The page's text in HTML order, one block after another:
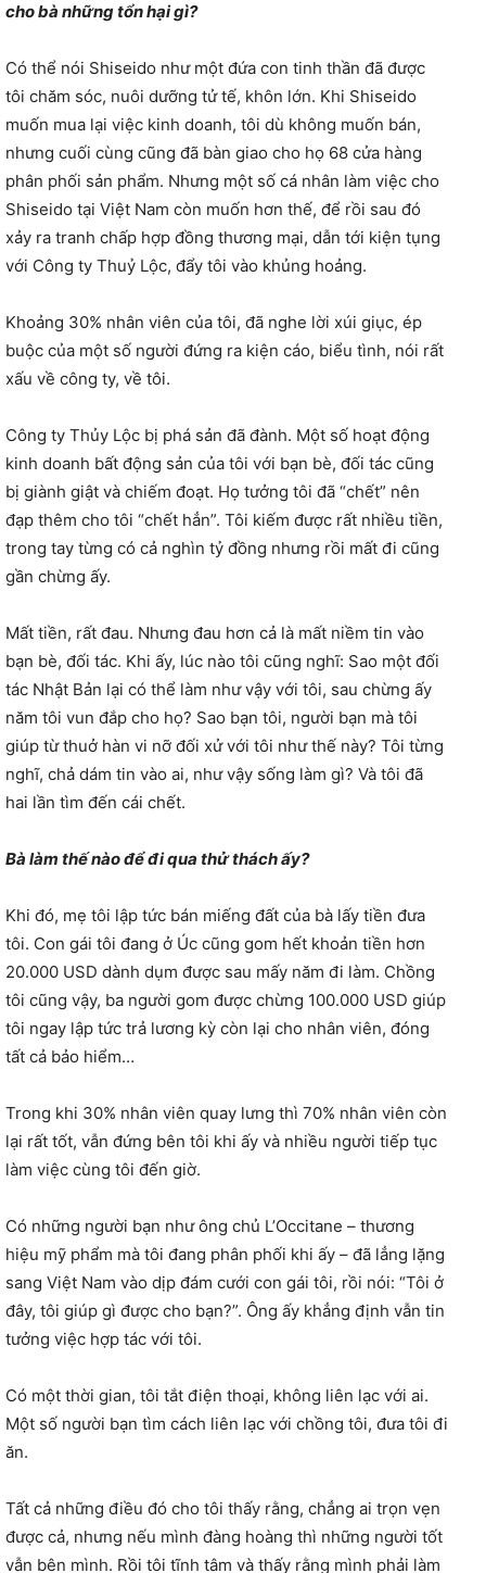
cho bà những tổn hại gì?
Có thể nói Shiseido như một đứa con tinh thần đã được
tôi chăm sóc, nuôi dưỡng tử tế, khôn lớn. Khi Shiseido
muốn mua lại việc kinh doanh, tôi dù không muốn bán,
nhưng cuối cùng cũng đã bàn giao cho họ 68 cửa hàng
phân phối sản phẩm. Nhưng một số cá nhân làm việc cho
Shiseido tại Việt Nam còn muốn hơn thế, để rồi sau đó
xảy ra tranh chấp hợp đồng thương mại, dẫn tới kiện tụng
với Công ty Thuỷ Lộc, đẩy tôi vào khủng hoảng.
Khoảng 30% nhân viên của tôi, đã nghe lời xúi giục, ép
buộc của một số người đứng ra kiện cáo, biểu tình, nói rất
xấu về công ty, về tôi.
Công ty Thủy Lộc bị phá sản đã đành. Một số hoạt động
kinh doanh bất động sản của tôi với bạn bè, đối tác cũng
bị giành giật và chiếm đoạt. Họ tưởng tôi đã “chết” nên
đạp thêm cho tôi “chết hẳn”. Tôi kiếm được rất nhiều tiền,
trong tay từng có cả nghìn tỷ đồng nhưng rồi mất đi cũng
gần chừng ấy.
Mất tiền, rất đau. Nhưng đau hơn cả là mất niềm tin vào
bạn bè, đối tác. Khi ấy, lúc nào tôi cũng nghĩ: Sao một đối
tác Nhật Bản lại có thể làm như vậy với tôi, sau chừng ấy
năm tôi vun đắp cho họ? Sao bạn tôi, người bạn mà tôi
giúp từ thuở hàn vi nỡ đối xử với tôi như thế này? Tôi từng
nghĩ, chả dám tin vào ai, như vậy sống làm gì? Và tôi đã
hai lần tìm đến cái chết.
Bà làm thế nào để đi qua thử thách ấy?
Khi đó, mẹ tôi lập tức bán miếng đất của bà lấy tiền đưa
tôi. Con gái tôi đang ở Úc cũng gom hết khoản tiền hơn
20.000 USD dành dụm được sau mấy năm đi làm. Chồng
tôi cũng vậy, ba người gom được chừng 100.000 USD giúp
tôi ngay lập tức trả lương kỳ còn lại cho nhân viên, đóng
tất cả bảo hiểm…
Trong khi 30% nhân viên quay lưng thì 70% nhân viên còn
lại rất tốt, vẫn đứng bên tôi khi ấy và nhiều người tiếp tục
làm việc cùng tôi đến giờ.
Có những người bạn như ông chủ L’Occitane – thương
hiệu mỹ phẩm mà tôi đang phân phối khi ấy – đã lẳng lặng
sang Việt Nam vào dịp đám cưới con gái tôi, rồi nói: “Tôi ở
đây, tôi giúp gì được cho bạn?”. Ông ấy khẳng định vẫn tin
tưởng việc hợp tác với tôi.
Có một thời gian, tôi tắt điện thoại, không liên lạc với ai.
Một số người bạn tìm cách liên lạc với chồng tôi, đưa tôi đi
ăn.
Tất cả những điều đó cho tôi thấy rằng, chẳng ai trọn vẹn
được cả, nhưng nếu mình đàng hoàng thì những người tốt
vẫn bên mình. Rồi tôi tĩnh tâm và thấy rằng mình phải làm